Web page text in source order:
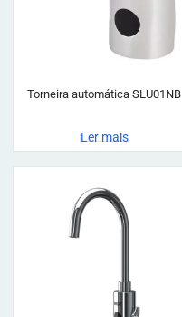
Torneira automática SLU01NB
Ler mais